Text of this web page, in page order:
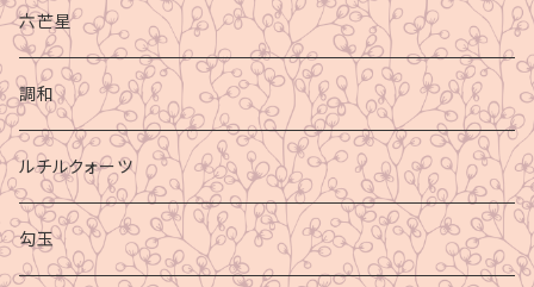
六芒星
調和
ルチルクォーツ
勾玉